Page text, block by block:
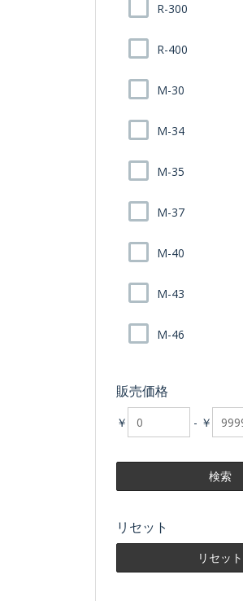
R-300
R-400
M-30
M-34
M-35
M-37
M-40
M-43
M-46
販売価格
￥ - ￥
リセット